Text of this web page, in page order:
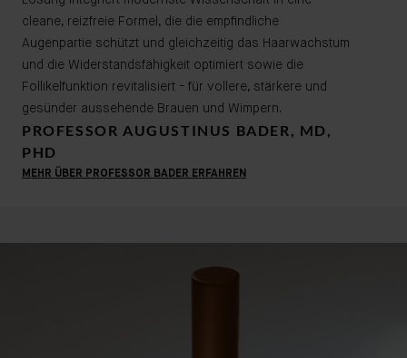
cleane, reizfreie Formel, die die empfindliche
Augenpartie schützt und gleichzeitig das Haarwachstum
und die Widerstandsfähigkeit optimiert sowie die
Follikelfunktion revitalisiert - für vollere, stärkere und
gesünder aussehende Brauen und Wimpern.
PROFESSOR AUGUSTINUS BADER, MD,
PHD
MEHR ÜBER PROFESSOR BADER ERFAHREN